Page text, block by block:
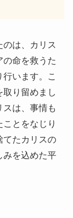
は、カリス
の命を救うた
います。こ
り留めまし
は、事情も
とをなじり
てたカリスの
みを込めた平